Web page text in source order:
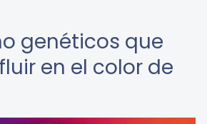
genéticos que
en el color de